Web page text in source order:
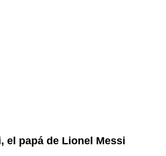
el papá de Lionel Messi